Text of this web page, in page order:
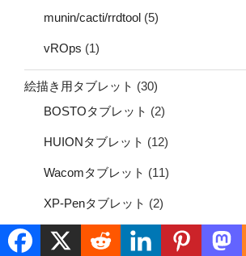
munin/cacti/rrdtool (5)
vROps (1)
絵描き用タブレット (30)
BOSTOタブレット (2)
HUIONタブレット (12)
Wacomタブレット (11)
XP-Penタブレット (2)
通信 (167)